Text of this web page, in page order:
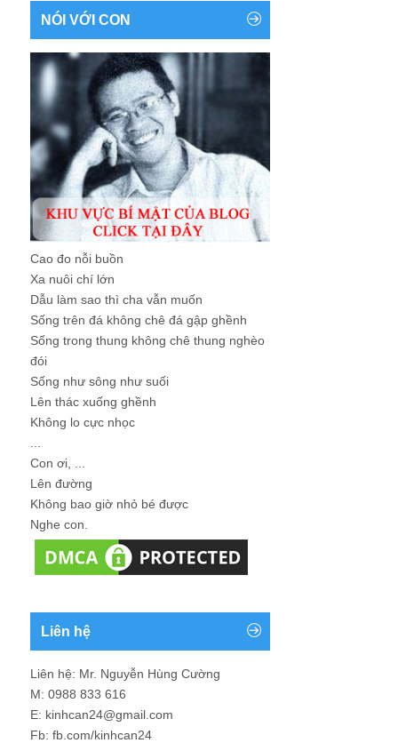
NÓI VỚI CON
Cao đo nỗi buồn
Xa nuôi chí lớn
Dẫu làm sao thì cha vẫn muốn
Sống trên đá không chê đá gập ghềnh
Sống trong thung không chê thung nghèo
đói
Sống như sông như suối
Lên thác xuống ghềnh
Không lo cực nhọc
Con ơi, ...
Lên đường
Không bao giờ nhỏ bé được
Nghe con.
Liên hệ
Liên hệ: Mr. Nguyễn Hùng Cường
M: 0988 833 616
E: kinhcan24@gmail.com
Fb: fb.com/kinhcan24